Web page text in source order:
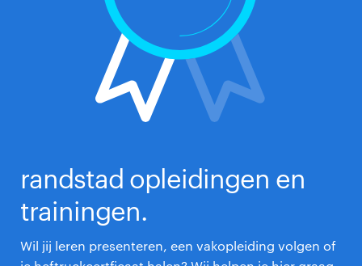
randstad opleidingen en
trainingen.
Wil jij leren presenteren, een vakopleiding volgen of